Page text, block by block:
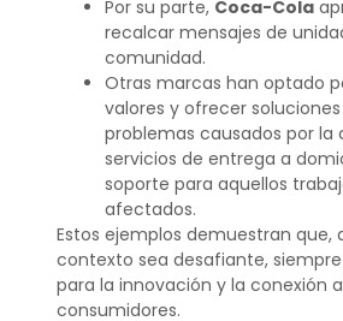
Por su parte, Coca-Cola
recalcar mensajes de
comunidad.
Otras marcas han optado
valores y ofrecer
problemas causados por la
servicios de entrega a
soporte para aquellos
afectados.
Estos ejemplos demuestran que,
contexto sea desafiante,
para la innovación y la conexión
consumidores.